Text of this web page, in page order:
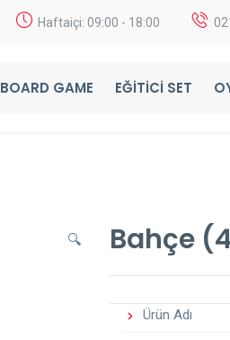
Haftaiçi: 09:00 - 18:00
BOARD GAME EĞITICI SET
🔍 Bahçe
Ürün Adı